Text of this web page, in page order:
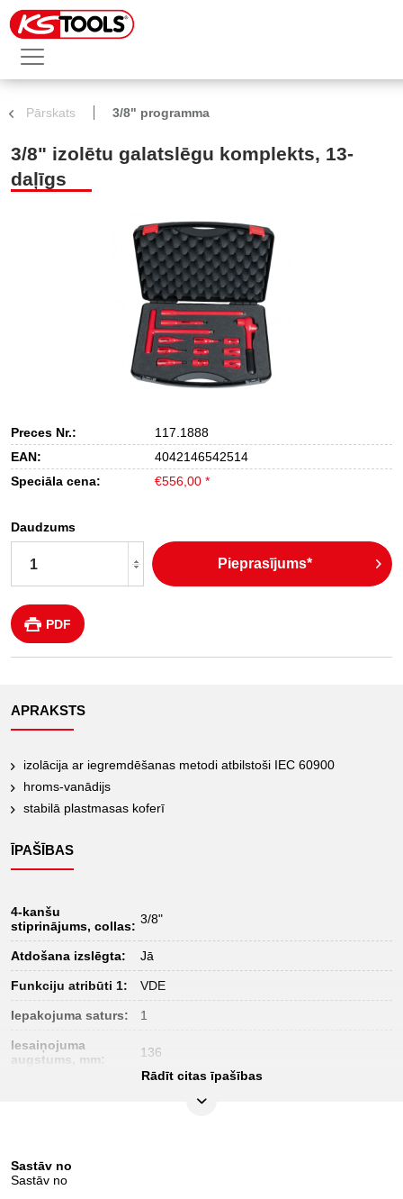
Pārskats 3/8" programma
3/8" izolētu galatslēgu komplekts, 13-
daļīgs
Preces Nr.:
117.1888
EAN:
4042146542514
Speciāla cena:
€556,00 *
Daudzums
Pieprasījums*
PDF
APRAKSTS
izolācija ar iegremdēšanas metodi atbilstoši IEC 60900
hroms-vanādijs
stabilā plastmasas koferī
ĪPAŠĪBAS
4-kanšu
stiprinājums, collas: 3/8"
Atdošana izslēgta: Jā
Funkciju atribūti 1: VDE
Iepakojuma saturs: 1
Iesaiņojuma
augstums, mm:
136
Materiāls 1:
Rādīt citas īpašības
Sastāv no
Sastāv no